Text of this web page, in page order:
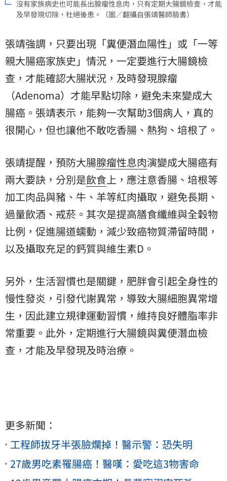
沒有家族病史也可能長出腺瘤性息肉，只有定期大腸鏡檢查，才能
及早發現切除，杜絕後患。（圖／翻攝自張靖醫師臉書）
張靖強調，只要出現「糞便潛血陽性」或「一等
親大腸癌家族史」情況，一定要進行大腸鏡檢
查，才能確認大腸狀況，及時發現腺瘤
（Adenoma）才能早點切除，避免未來變成大
腸癌。張靖表示，能夠一次幫助3個病人，真的
很開心，但也讓他不敢吃香腸、熱狗、培根了。
張靖提醒，預防大腸腺瘤性息肉演變成大腸癌有
兩大要訣，分別是飲食上，應注意香腸、培根等
加工肉品與豬、牛、羊等紅肉攝取，避免長期、
過量飲酒、戒菸。其次是提高膳食纖維與全穀物
比例，促進腸道蠕動，減少致癌物質滯留時間，
以及攝取充足的鈣質與維生素D。
另外，生活習慣也是關鍵，肥胖會引起全身性的
慢性發炎，引發代謝異常，導致大腸細胞異常增
生，因此建立規律運動習慣，維持良好體脂率非
常重要。此外，定期進行大腸鏡與糞便潛血檢
查，才能及早發現及時治療。
更多新聞：
工程師拔牙半張臉爛掉！醫示警：恐失明
27歲男吃素罹腸癌！醫嘆：愛吃這3物害命